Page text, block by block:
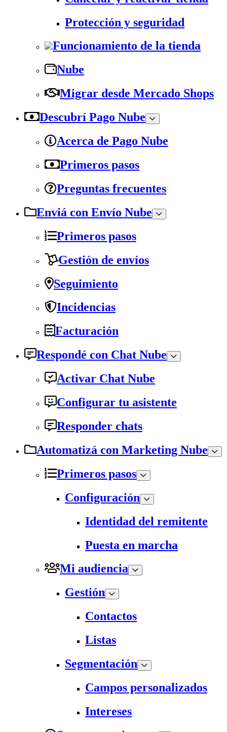
Protección y seguridad
Funcionamiento de la tienda
Nube
Migrar desde Mercado Shops
Descubrí Pago Nube
Acerca de Pago Nube
Primeros pasos
Preguntas frecuentes
Enviá con Envío Nube
Primeros pasos
Gestión de envíos
Seguimiento
Incidencias
Facturación
Respondé con Chat Nube
Activar Chat Nube
Configurar tu asistente
Responder chats
Automatizá con Marketing Nube
Primeros pasos
Configuración
Identidad del remitente
Puesta en marcha
Mi audiencia
Gestión
Contactos
Listas
Segmentación
Campos personalizados
Intereses